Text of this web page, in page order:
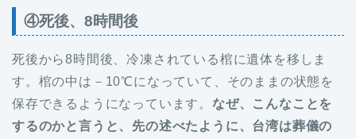
④死後、8時間後
死後から8時間後、冷凍されている棺に遺体を移しま
す。棺の中は－10℃になっていて、そのままの状態を
保存できるようになっています。 なぜ、こんなことを
するのかと言うと、先の述べたように、台湾は葬儀の